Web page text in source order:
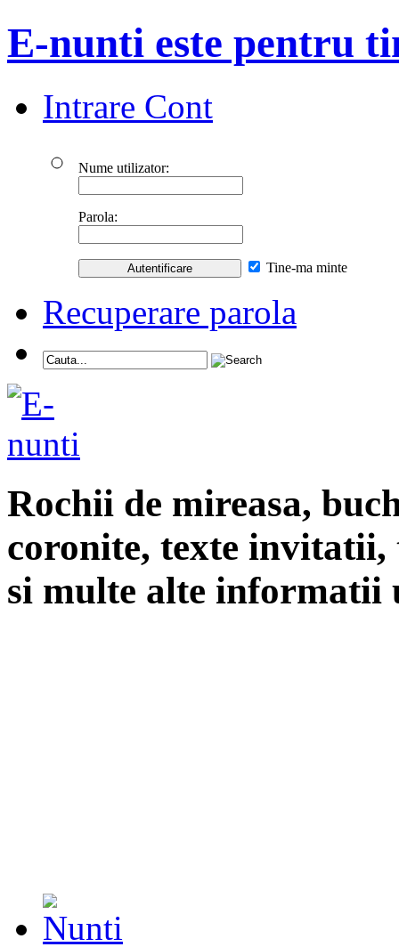
E-nunti este pentru
Intrare Cont
Nume utilizator:
Parola:
Tine-ma minte
Recuperare parola
Rochii de mireasa,
coronite, texte
si multe alte informatii